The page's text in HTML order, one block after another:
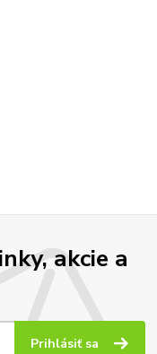
akcie a
Prihlásiť sa